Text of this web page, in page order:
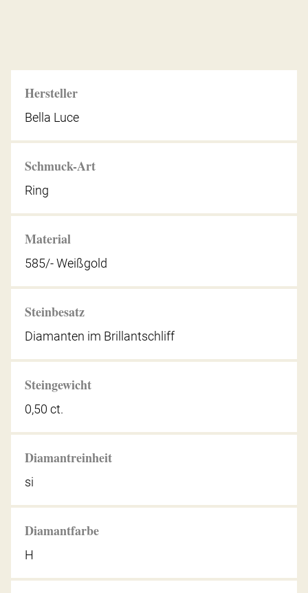
Hersteller
Bella Luce
Schmuck-Art
Ring
Material
585/- Weißgold
Steinbesatz
Diamanten im Brillantschliff
Steingewicht
0,50 ct.
Diamantreinheit
si
Diamantfarbe
H